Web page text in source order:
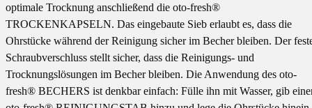
optimale Trocknung anschließend die oto-fresh®
TROCKENKAPSELN. Das eingebaute Sieb erlaubt es, dass die
Ohrstücke während der Reinigung sicher im Becher bleiben. Der
Schraubverschluss stellt sicher, dass die Reinigungs- und
Trocknungslösungen im Becher bleiben. Die Anwendung des oto-
fresh® BECHERS ist denkbar einfach: Fülle ihn mit Wasser, gib